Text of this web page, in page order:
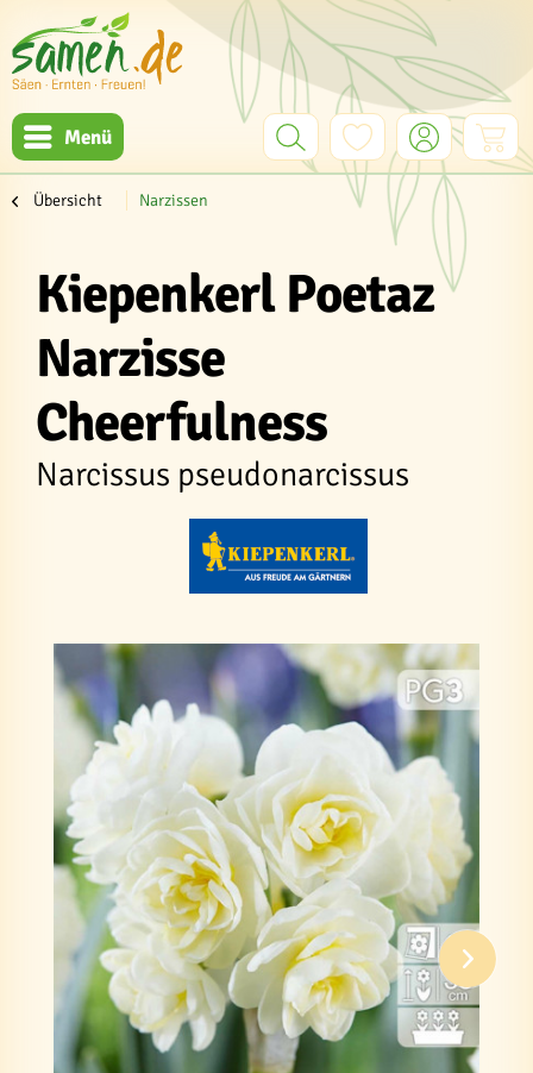
Menü
Übersicht Narzissen
Kiepenkerl Poetaz
Narzisse
Cheerfulness
Narcissus pseudonarcissus